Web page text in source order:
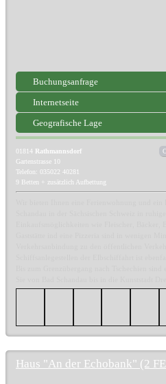
Buchungsanfrage
Internetseite
Geografische Lage
01814 Rathmannsdorf
Gartenstrasse 10
Telefon: 035022 40281
9 Betten + zusätzlich Aufbettung
Haus "An der Echobank" (2